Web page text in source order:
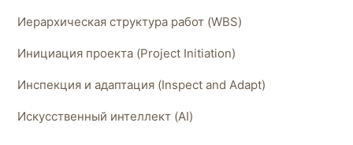
Иерархическая структура работ (WBS)
Инициация проекта (Project Initiation)
Инспекция и адаптация (Inspect and Adapt)
Искусственный интеллект (AI)